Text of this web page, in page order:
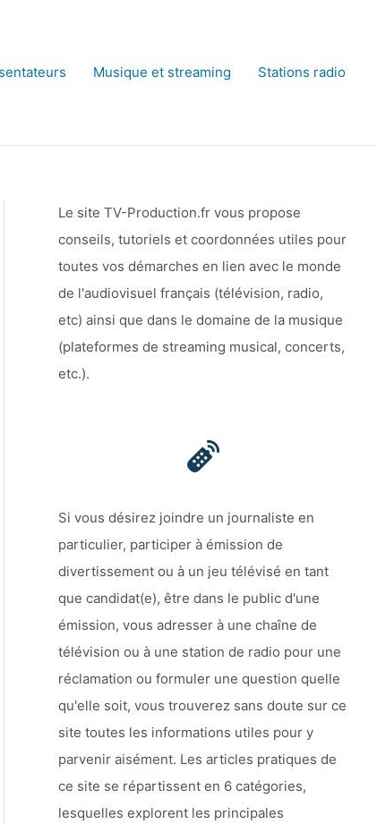
Musique et streaming Stations radio
Le site TV-Production.fr vous propose
conseils, tutoriels et coordonnées utiles pour
toutes vos démarches en lien avec le monde
de l'audiovisuel français (télévision, radio,
etc) ainsi que dans le domaine de la musique
(plateformes de streaming musical, concerts,
etc.).
Si vous désirez joindre un journaliste en
particulier, participer à émission de
divertissement ou à un jeu télévisé en tant
que candidat(e), être dans le public d'une
émission, vous adresser à une chaîne de
télévision ou à une station de radio pour une
réclamation ou formuler une question quelle
qu'elle soit, vous trouverez sans doute sur ce
site toutes les informations utiles pour y
parvenir aisément. Les articles pratiques de
ce site se répartissent en 6 catégories,
lesquelles explorent les principales